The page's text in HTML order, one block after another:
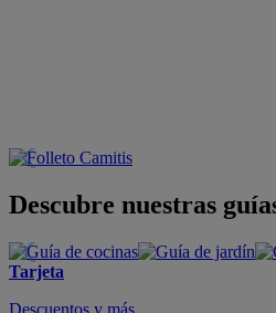
Crea tu propio estilo
Tranquilidad
6 años de Garantía Plus
+INFO
Catálogos